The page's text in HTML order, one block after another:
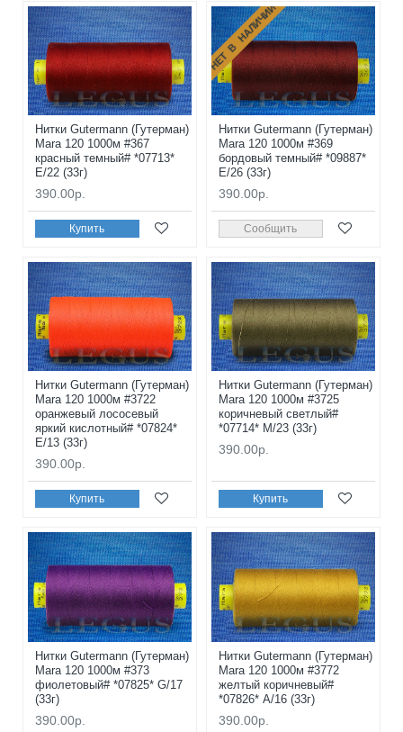
Нитки Gutermann (Гутерман)
Mara 120 1000м #367
красный темный# *07713*
E/22 (33г)
390.00р.
Купить
НЕТ В НАЛИЧИИ
Нитки Gutermann (Гутерман)
Mara 120 1000м #369
бордовый темный# *09887*
E/26 (33г)
390.00р.
Сообщить
Нитки Gutermann (Гутерман)
Mara 120 1000м #3722
оранжевый лососевый
яркий кислотный# *07824*
E/13 (33г)
390.00р.
Купить
Нитки Gutermann (Гутерман)
Mara 120 1000м #3725
коричневый светлый#
*07714* M/23 (33г)
390.00р.
Купить
Нитки Gutermann (Гутерман)
Mara 120 1000м #373
фиолетовый# *07825* G/17
(33г)
390.00р.
Нитки Gutermann (Гутерман)
Mara 120 1000м #3772
желтый коричневый#
*07826* A/16 (33г)
390.00р.